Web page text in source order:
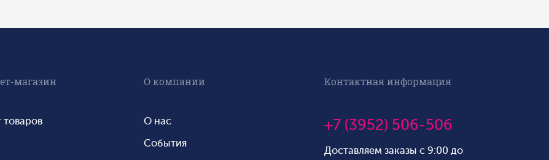
магазин
товаров
О компании
О нас
События
Контактная информация
+7 (3952) 506-506
Доставляем заказы с 9:00 до